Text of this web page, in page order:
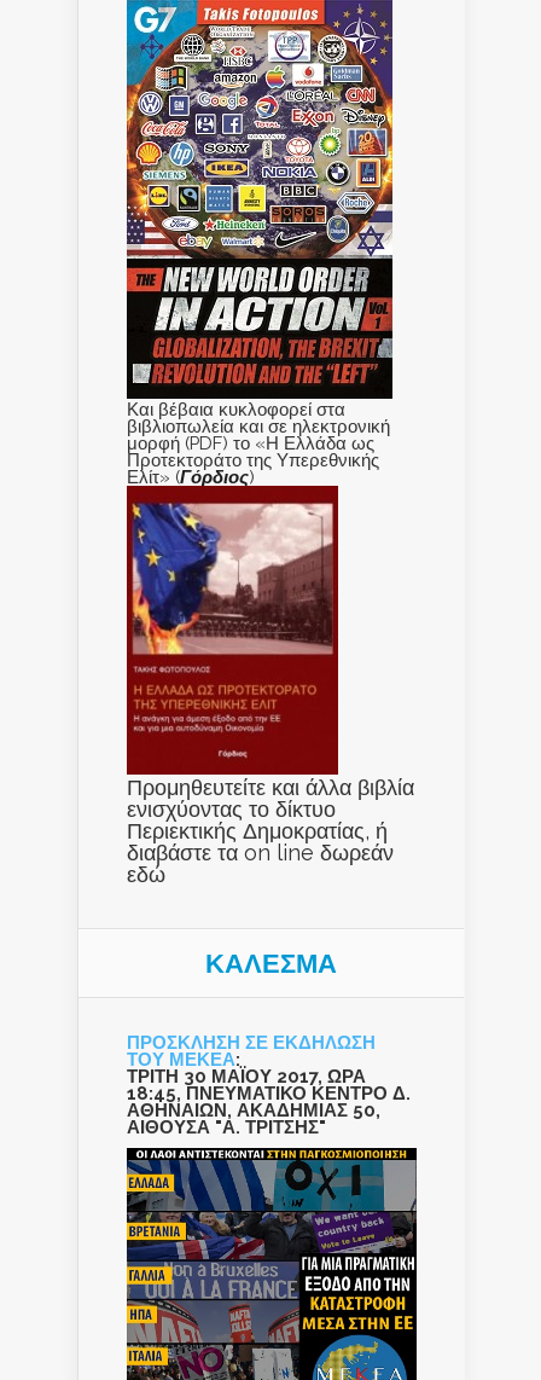
Και βέβαια κυκλοφορεί στα
βιβλιοπωλεία και σε ηλεκτρονική
μορφή (PDF) το «Η Ελλάδα ως
Προτεκτοράτο της Υπερεθνικής
Ελίτ» (Γόρδιος)
Προμηθευτείτε και άλλα βιβλία
ενισχύοντας το δίκτυο
Περιεκτικής Δημοκρατίας, ή
διαβάστε τα on line δωρεάν
εδώ
ΚΑΛΕΣΜΑ
ΠΡΟΣΚΛΗΣΗ ΣΕ ΕΚΔΗΛΩΣΗ
ΤΟΥ ΜΕΚΕΑ:
ΤΡΙΤΗ 30 ΜΑΪΟΥ 2017, ΩΡΑ
18:45, ΠΝΕΥΜΑΤΙΚΟ ΚΕΝΤΡΟ Δ.
ΑΘΗΝΑΙΩΝ, ΑΚΑΔΗΜΙΑΣ 50,
ΑΙΘΟΥΣΑ "Α. ΤΡΙΤΣΗΣ"